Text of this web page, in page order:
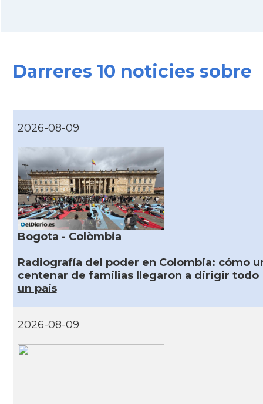
Darreres 10 noticies sobre
2026-08-09
Bogota - Colòmbia
Radiografía del poder en Colombia: cómo
centenar de familias llegaron a dirigir todo
un país
2026-08-09